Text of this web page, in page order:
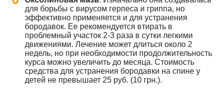
для борьбы с вирусом герпеса и гриппа, но
эффективно применяется и для устранения
бородавок. Ее рекомендуется втирать в
проблемный участок 2-3 раза в сутки легкими
движениями. Лечение может длиться около 2
недель, но при необходимости продолжительность
курса можно увеличить до месяца. Стоимость
средства для устранения бородавки на спине у
детей не превышает 25 руб. (10 грн.).